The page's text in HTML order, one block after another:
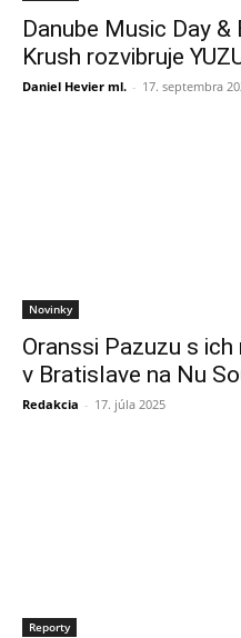
Danube Music Day &
Krush rozvibruje
Daniel Hevier ml. - 17. septembra
Novinky
Oranssi Pazuzu s
v Bratislave na Nu
Redakcia - 17. júla 2025
Reporty